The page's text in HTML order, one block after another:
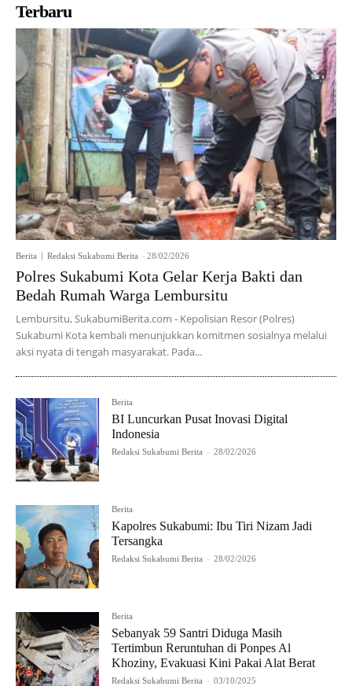
Terbaru
Berita Redaksi Sukabumi Berita - 28/02/2026
Polres Sukabumi Kota Gelar Kerja Bakti dan
Bedah Rumah Warga Lembursitu
Lembursitu, SukabumiBerita.com - Kepolisian Resor (Polres)
Sukabumi Kota kembali menunjukkan komitmen sosialnya melalui
aksi nyata di tengah masyarakat. Pada...
Berita
BI Luncurkan Pusat Inovasi Digital
Indonesia
Redaksi Sukabumi Berita - 28/02/2026
Berita
Kapolres Sukabumi: Ibu Tiri Nizam Jadi
Tersangka
Redaksi Sukabumi Berita - 28/02/2026
Berita
Sebanyak 59 Santri Diduga Masih
Tertimbun Reruntuhan di Ponpes Al
Khoziny, Evakuasi Kini Pakai Alat Berat
Redaksi Sukabumi Berita - 03/10/2025